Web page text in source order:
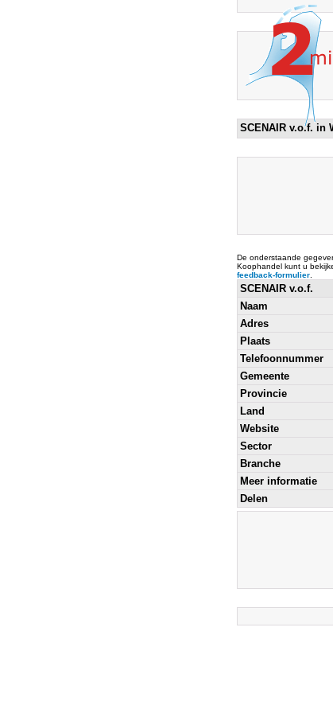
SCENAIR v.o.f. in
De onderstaande
Koophandel kunt u
feedback-formulier.
SCENAIR v.o.f.
Naam
Adres
Plaats
Telefoonnummer
Gemeente
Provincie
Land
Website
Sector
Branche
Meer informatie
Delen